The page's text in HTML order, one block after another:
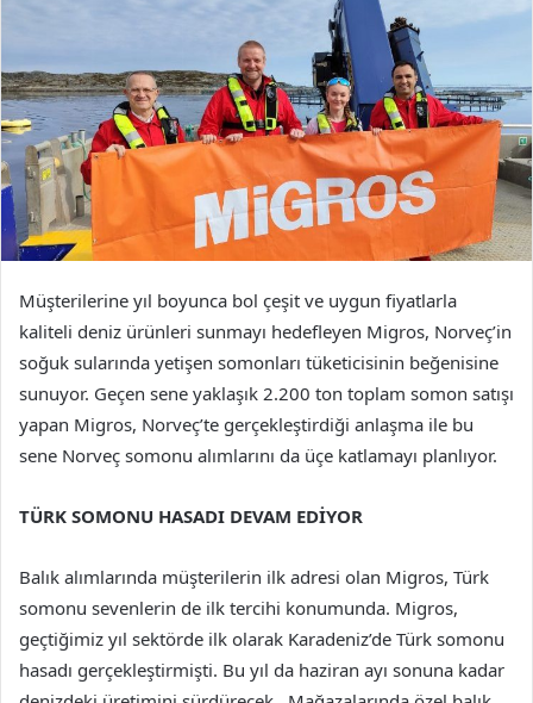
Müşterilerine yıl boyunca bol çeşit ve uygun fiyatlarla
kaliteli deniz ürünleri sunmayı hedefleyen Migros, Norveç’in
soğuk sularında yetişen somonları tüketicisinin beğenisine
sunuyor. Geçen sene yaklaşık 2.200 ton toplam somon satışı
yapan Migros, Norveç’te gerçekleştirdiği anlaşma ile bu
sene Norveç somonu alımlarını da üçe katlamayı planlıyor.
TÜRK SOMONU HASADI DEVAM EDİYOR
Balık alımlarında müşterilerin ilk adresi olan Migros, Türk
somonu sevenlerin de ilk tercihi konumunda. Migros,
geçtiğimiz yıl sektörde ilk olarak Karadeniz’de Türk somonu
hasadı gerçekleştirmişti. Bu yıl da haziran ayı sonuna kadar